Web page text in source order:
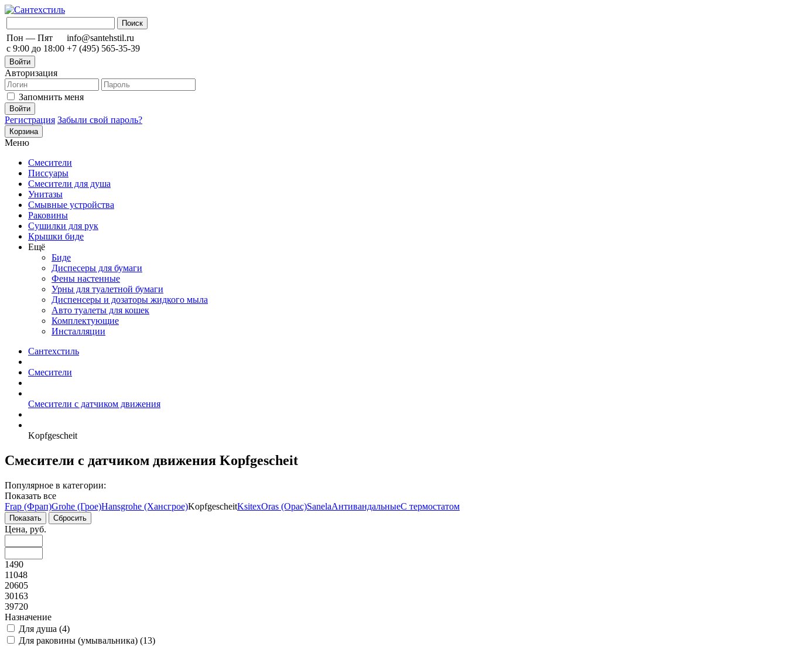
Пон — Пят
с 9:00 до 18:00
info@santehstil.ru
+7 (495) 565-35-39
Войти
Авторизация
Запомнить меня
Регистрация Забыли свой пароль?
Корзина
Меню
Смесители
Писсуары
Смесители для душа
Унитазы
Смывные устройства
Раковины
Сушилки для рук
Крышки биде
Ещё
Биде
Диспесеры для бумаги
Фены настенные
Урны для туалетной бумаги
Диспенсеры и дозаторы жидкого мыла
Авто туалеты для кошек
Комплектующие
Инсталляции
Сантехстиль
Смесители
Смесители с датчиком движения
Kopfgescheit
Смесители с датчиком движения Kopfgescheit
Популярное в категории:
Показать все
Frap (Фрап)Grohe (Грое)Hansgrohe (Хансгрое)KopfgescheitKsitexOras (Орас)SanelaАнтивандальныеС термостатом
Цена, руб.
1490
11048
20605
30163
39720
Назначение
Для душа (4)
Для раковины (умывальника) (13)